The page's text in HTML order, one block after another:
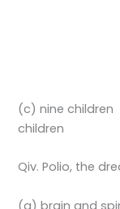
(c) nine
children
Qiv. Polio, the
(a) brain and